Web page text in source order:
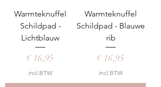
Warmteknuffel
Schildpad -
Lichtblauw
Prijs
€ 16,95
incl.BTW
Warmteknuffel
Schildpad - Blauwe
rib
Prijs
€ 16,95
incl.BTW